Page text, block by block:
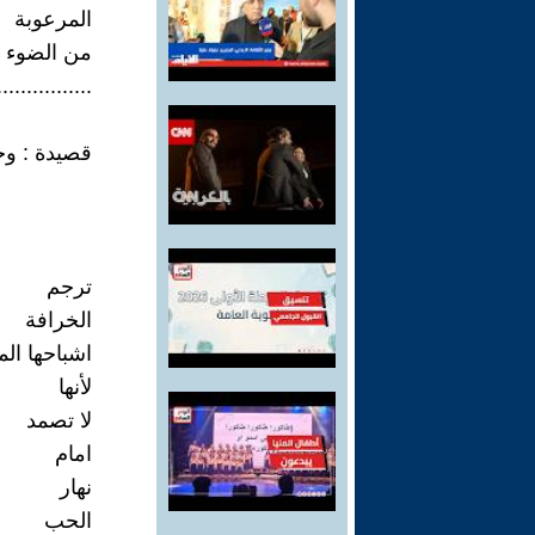
المرعوبة
من الضوء
قصيدة :
ترجم
الخرافة
اشباحها
لأنها
لا تصمد
امام
نهار
الحب